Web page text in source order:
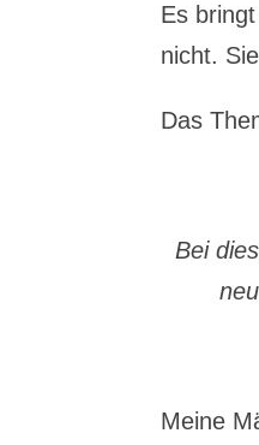
Es
nicht.
Das
Bei
Meine